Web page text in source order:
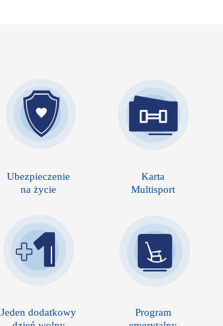
Ubezpieczenie
na życie
Karta
Multisport
Jeden dodatkowy
Program